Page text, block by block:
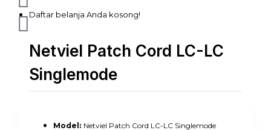
Daftar belanja Anda kosong!
Netviel Patch Cord LC-LC
Singlemode
Model: Netviel Patch Cord LC-LC Singlemode